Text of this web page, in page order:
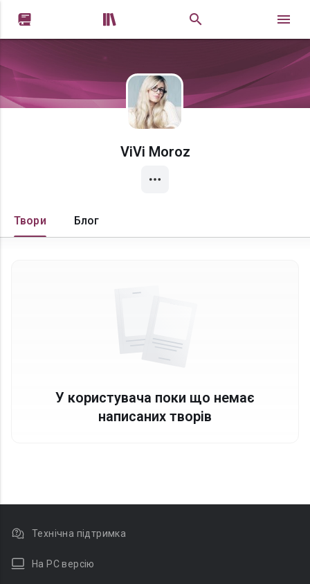
 
ViVi Moroz
Твори Блог
У користувача поки що немає
написаних творів
Технічна підтримка
На PC версію